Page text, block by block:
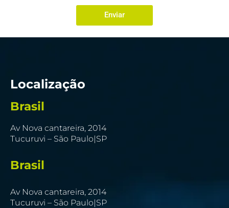
Enviar
Localização
Brasil
Av Nova cantareira, 2014
Tucuruvi – São Paulo|SP
Brasil
Av Nova cantareira, 2014
Tucuruvi – São Paulo|SP